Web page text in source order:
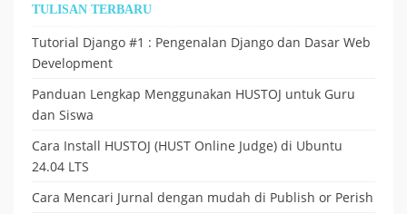
TULISAN TERBARU
Tutorial Django #1 : Pengenalan Django dan Dasar Web
Development
Panduan Lengkap Menggunakan HUSTOJ untuk Guru
dan Siswa
Cara Install HUSTOJ (HUST Online Judge) di Ubuntu
24.04 LTS
Cara Mencari Jurnal dengan mudah di Publish or Perish